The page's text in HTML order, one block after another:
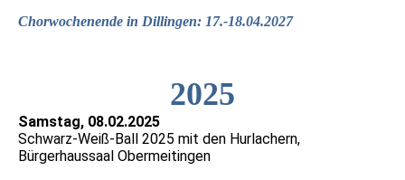
Chorwochenende in Dillingen: 17.-18.04.2027
2025
Samstag, 08.02.2025
Schwarz-Weiß-Ball 2025 mit den Hurlachern,
Bürgerhaussaal Obermeitingen